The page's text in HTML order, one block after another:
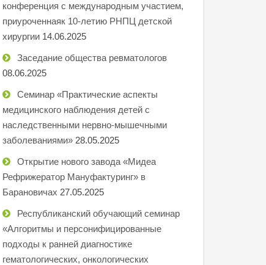
конференция с международным участием,
приуроченнаяк 10-летию РНПЦ детской
хирургии 14.06.2025
Заседание общества ревматологов
08.06.2025
Семинар «Практические аспекты
медицинского наблюдения детей с
наследственными нервно-мышечными
заболеваниями» 28.05.2025
Открытие нового завода «Мидеа
Рефрижератор Мануфактуринг» в
Барановичах 27.05.2025
Республиканский обучающий семинар
«Алгоритмы и персонифицированные
подходы к ранней диагностике
гематологических, онкологических